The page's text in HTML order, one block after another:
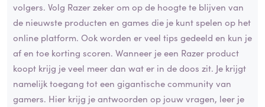
volgers. Volg Razer zeker om op de hoogte te blijven van
de nieuwste producten en games die je kunt spelen op het
online platform. Ook worden er veel tips gedeeld en kun je
af en toe korting scoren. Wanneer je een Razer product
koopt krijg je veel meer dan wat er in de doos zit. Je krijgt
namelijk toegang tot een gigantische community van
gamers. Hier krijg je antwoorden op jouw vragen, leer je